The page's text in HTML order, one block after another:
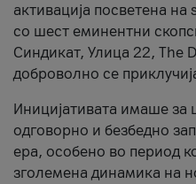
активација посветена
со шест еминентни
Синдикат, Улица 22, The
доброволно се
Иницијативата имаше за
одговорно и безбедно
ера, особено во период
зголемена динамика на